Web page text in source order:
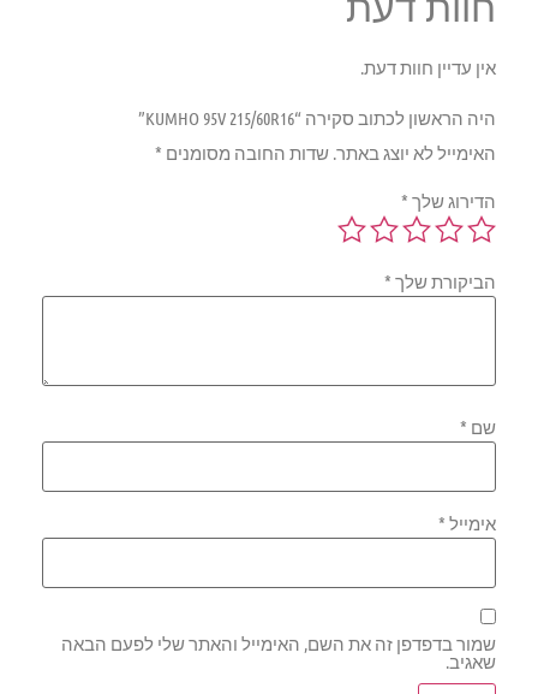
אין עדיין חוות דעת.
היה הראשון לכתוב סקירה “KUMHO 95V 215/60R16”
האימייל לא יוצג באתר.שדות החובה מסומנים*
הדירוג שלך*
הביקורת שלך*
שם*
אימייל*
שמור בדפדפן זה את השם, האימייל והאתר שלי לפעם הבאה
שאגיב.